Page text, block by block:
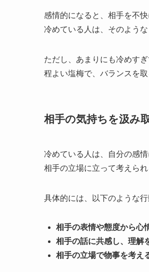
感情的になると、相手を不
冷めている人は、そのよう
ただし、あまりにも冷めす
程よい塩梅で、バランスを取
相手の気持ちを汲み
冷めている人は、自分の感
相手の立場に立って考えら
具体的には、以下のような行
相手の表情や態度から心
相手の話に共感し、理解
相手の立場で物事を考え